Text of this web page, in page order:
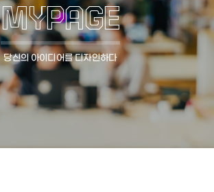
MYPAGE
당신의 아이디어를 디자인하다